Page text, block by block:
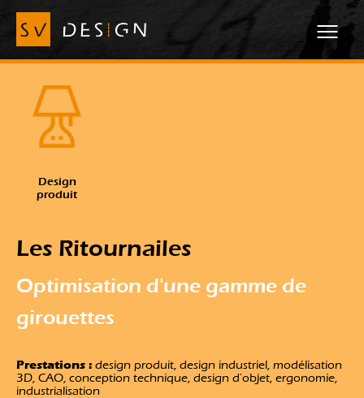
Design
produit
Les Ritournailes
Optimisation d'une gamme de
girouettes
Prestations : design produit, design industriel, modélisation
3D, CAO, conception technique, design d'objet, ergonomie,
industrialisation